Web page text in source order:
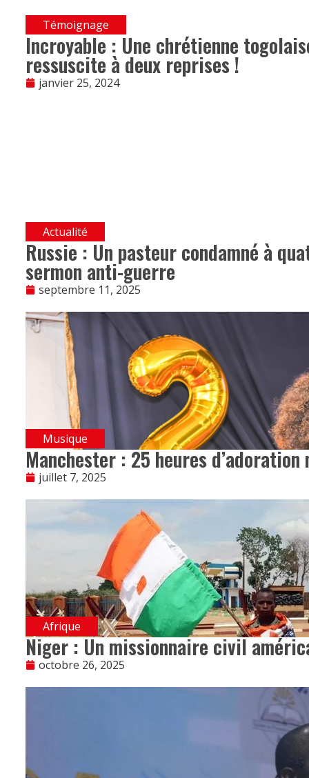
Témoignage
Incroyable : Une chrétienne
ressuscite à deux reprises !
janvier 25, 2024
Actualité
Russie : Un pasteur condamné à
sermon anti-guerre
septembre 11, 2025
Musique
Manchester : 25 heures
juillet 7, 2025
Afrique
Niger : Un missionnaire civil
octobre 26, 2025